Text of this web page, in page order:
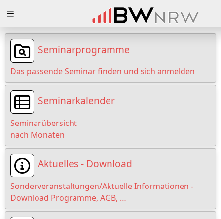
Loading
Loading
Loading
Loading
Loading
Loading
Seminarprogramme
Das passende Seminar finden und sich anmelden
Seminarkalender
Seminarübersicht
nach Monaten
Aktuelles - Download
Sonderveranstaltungen/Aktuelle Informationen -
Download Programme, AGB, …